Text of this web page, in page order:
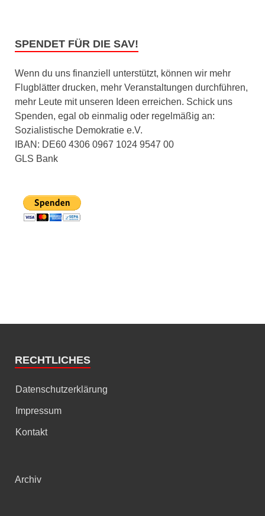
SPENDET FÜR DIE SAV!
Wenn du uns finanziell unterstützt, können wir mehr
Flugblätter drucken, mehr Veranstaltungen durchführen,
mehr Leute mit unseren Ideen erreichen. Schick uns
Spenden, egal ob einmalig oder regelmäßig an:
Sozialistische Demokratie e.V.
IBAN: DE60 4306 0967 1024 9547 00
GLS Bank
RECHTLICHES
Datenschutzerklärung
Impressum
Kontakt
Archiv